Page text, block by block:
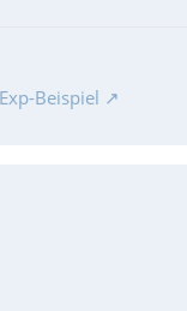
Beispiel